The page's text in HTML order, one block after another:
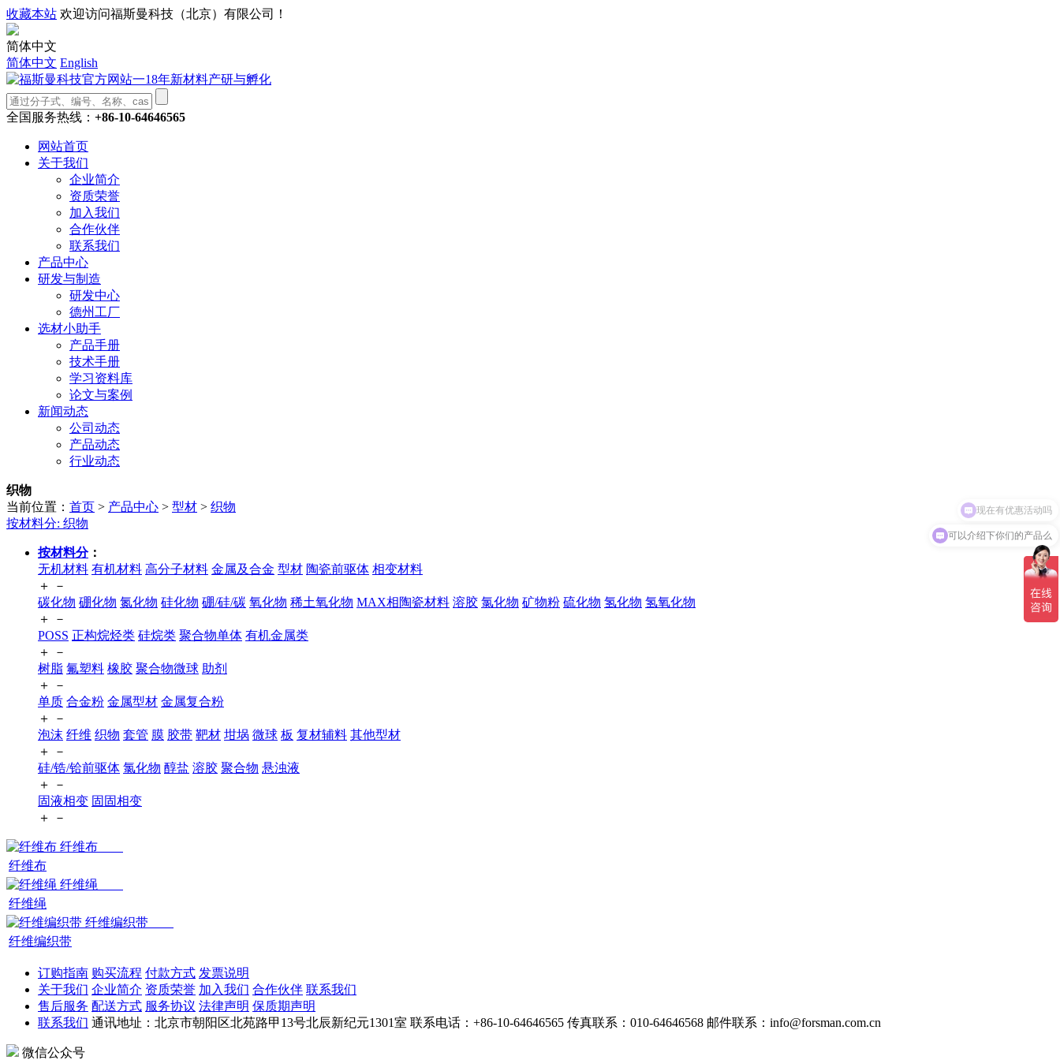
收藏本站 欢迎访问福斯曼科技（北京）有限公司！
简体中文
简体中文 English
全国服务热线： +86-10-64646565
网站首页
关于我们
企业简介
资质荣誉
加入我们
合作伙伴
联系我们
产品中心
研发与制造
研发中心
德州工厂
选材小助手
产品手册
技术手册
学习资料库
论文与案例
新闻动态
公司动态
产品动态
行业动态
织物
当前位置： 首页 > 产品中心 > 型材 > 织物
按材料分: 织物
按材料分：
无机材料 有机材料 高分子材料 金属及合金 型材 陶瓷前驱体 相变材料
＋
－
碳化物 硼化物 氮化物 硅化物 硼/硅/碳 氧化物 稀土氧化物 MAX相陶瓷材料 溶胶 氯化物 矿物粉 硫化物 氢化物 氢氧化物
＋
－
POSS 正构烷烃类 硅烷类 聚合物单体 有机金属类
＋
－
树脂 氟塑料 橡胶 聚合物微球 助剂
＋
－
单质 合金粉 金属型材 金属复合粉
＋
－
泡沫 纤维 织物 套管 膜 胶带 靶材 坩埚 微球 板 复材辅料 其他型材
＋
－
硅/锆/铪前驱体 氯化物 醇盐 溶胶 聚合物 悬浊液
＋
－
固液相变 固固相变
＋
－
纤维布
纤维布
纤维绳
纤维绳
纤维编织带
纤维编织带
订购指南 购买流程 付款方式 发票说明
关于我们 企业简介 资质荣誉 加入我们 合作伙伴 联系我们
售后服务 配送方式 服务协议 法律声明 保质期声明
联系我们 通讯地址：北京市朝阳区北苑路甲13号北辰新纪元1301室 联系电话：+86-10-64646565 传真联系：010-64646568 邮件联系：info@forsman.com.cn
微信公众号
可以介绍下你们的产品么